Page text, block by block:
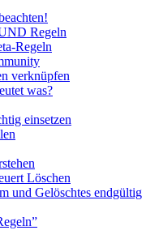
Regeln
Regeln
verknüpfen
was?
einsetzen
Löschen
und Gelöschtes endgültig